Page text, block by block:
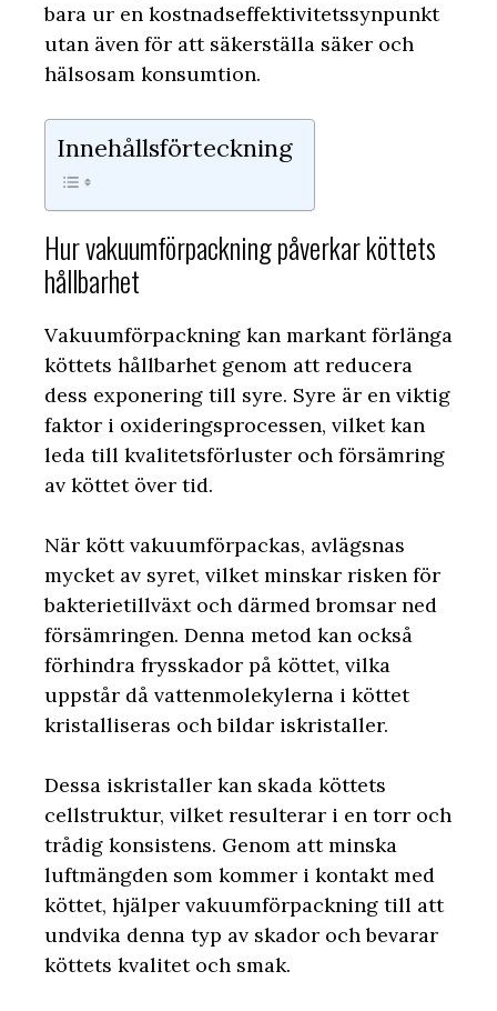
bara ur en kostnadseffektivitetssynpunkt
utan även för att säkerställa säker och
hälsosam konsumtion.
Innehållsförteckning
Hur vakuumförpackning påverkar köttets
hållbarhet
Vakuumförpackning kan markant förlänga
köttets hållbarhet genom att reducera
dess exponering till syre. Syre är en viktig
faktor i oxideringsprocessen, vilket kan
leda till kvalitetsförluster och försämring
av köttet över tid.
När kött vakuumförpackas, avlägsnas
mycket av syret, vilket minskar risken för
bakterietillväxt och därmed bromsar ned
försämringen. Denna metod kan också
förhindra frysskador på köttet, vilka
uppstår då vattenmolekylerna i köttet
kristalliseras och bildar iskristaller.
Dessa iskristaller kan skada köttets
cellstruktur, vilket resulterar i en torr och
trådig konsistens. Genom att minska
luftmängden som kommer i kontakt med
köttet, hjälper vakuumförpackning till att
undvika denna typ av skador och bevarar
köttets kvalitet och smak.